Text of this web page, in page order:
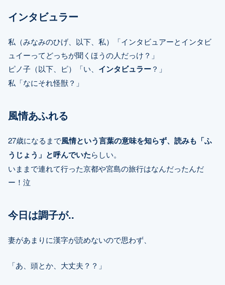
インタビュラー
私（みなみのひげ、以下、私）「インタビュアーとインタビ
ュイーってどっちが聞くほうの人だっけ？」
ピノ子（以下、ピ）「い、 インタビュラー？」
私「なにそれ怪獣？」
風情あふれる
27歳になるまで風情という言葉の意味を知らず、読みも「ふ
うじょう」と呼んでいたらしい。
いままで連れて行った京都や宮島の旅行はなんだったんだ
ー！泣
今日は調子が..
妻があまりに漢字が読めないので思わず、
「あ、頭とか、大丈夫？？」